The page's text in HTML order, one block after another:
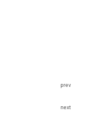
prev
next